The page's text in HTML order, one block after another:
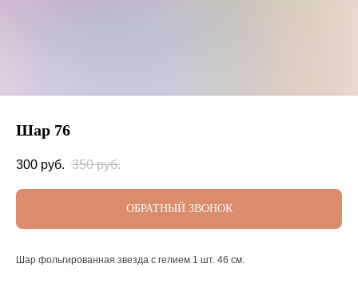
Шар 76
300 руб. 350 руб.
ОБРАТНЫЙ ЗВОНОК
Шар фольгированная звезда с гелием 1 шт. 46 см.